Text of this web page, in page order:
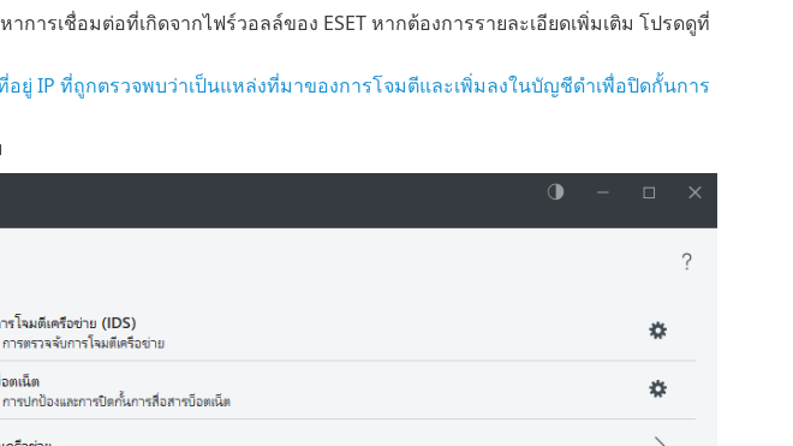
ารเชื่อมต่อที่เกิดจากไฟร์วอลล์ของ ESET หากต้องการรายละเอียดเพิ่มเติม โปรดดูที่
อยู่ IP ที่ถูกตรวจพบว่าเป็นแหล่งที่มาของการโจมตีและเพิ่มลงในบัญชีดำเพื่อปิดกั้นการ